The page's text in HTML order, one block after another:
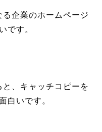
企業のホームページ
です。
、キャッチコピーを
白いです。